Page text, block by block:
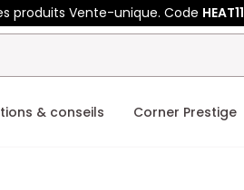
produits Vente-unique. Code HEAT11
& conseils Corner Prestige